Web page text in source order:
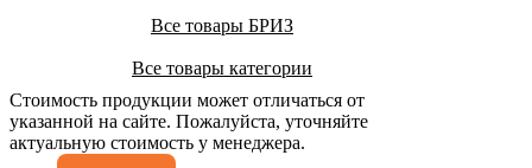
Все товары БРИЗ
Все товары категории
Стоимость продукции может отличаться от
указанной на сайте. Пожалуйста, уточняйте
актуальную стоимость у менеджера.